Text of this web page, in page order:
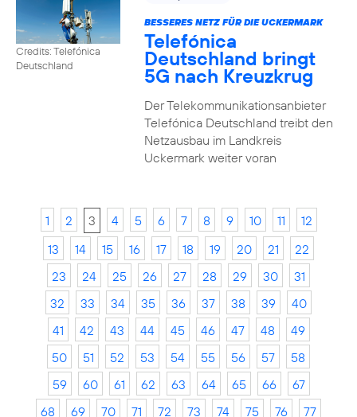
Credits: Telefónica
Deutschland
BESSERES NETZ FÜR DIE UCKERMARK
Telefónica
Deutschland bringt
5G nach Kreuzkrug
Der Telekommunikationsanbieter
Telefónica Deutschland treibt den
Netzausbau im Landkreis
Uckermark weiter voran
1 2 3 4 5 6 7 8 9 10 11
12
13
14 15 16 17 18 19 20 21
22
23
24 25 26 27 28 29 30
31
32
33 34 35 36 37 38 39
40
41
42 43 44 45 46 47 48
49
50
51 52 53 54 55 56 57
58
59
60 61 62 63 64 65 66
67
68
69 70 71 72 73 74 75 76 77